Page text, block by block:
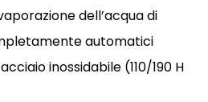
dell’acqua di
automatici
inossidabile (110/190 H